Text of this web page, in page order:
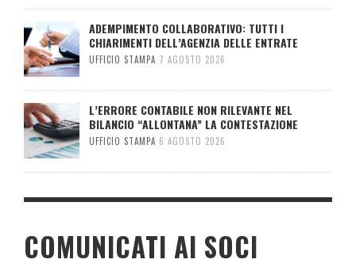
ADEMPIMENTO COLLABORATIVO: TUTTI I
CHIARIMENTI DELL’AGENZIA DELLE ENTRATE
UFFICIO STAMPA 7 AGOSTO 2026
L’ERRORE CONTABILE NON RILEVANTE NEL
BILANCIO “ALLONTANA” LA CONTESTAZIONE
UFFICIO STAMPA 6 AGOSTO 2026
COMUNICATI AI SOCI